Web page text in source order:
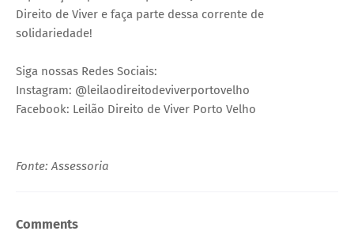
Direito de Viver e faça parte dessa corrente de
solidariedade!
Siga nossas Redes Sociais:
Instagram: @leilaodireitodeviverportovelho
Facebook: Leilão Direito de Viver Porto Velho
Fonte: Assessoria
Comments